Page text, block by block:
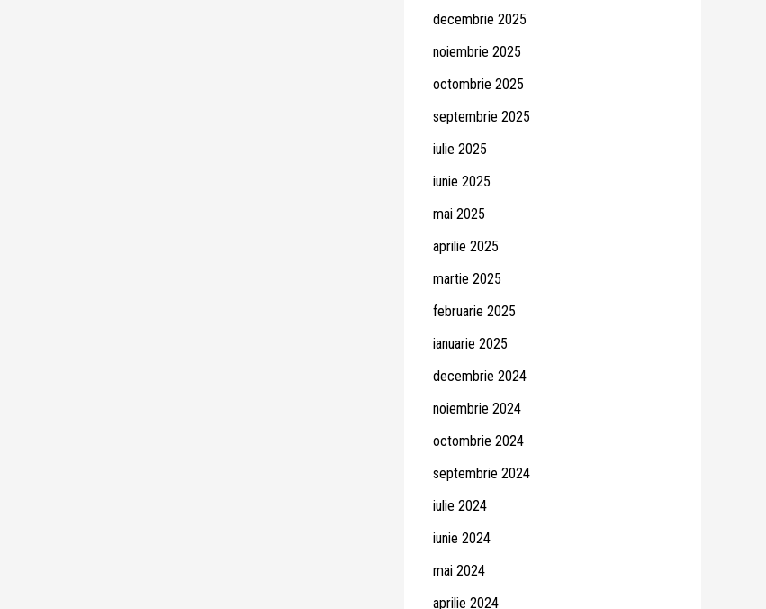
decembrie 2025
noiembrie 2025
octombrie 2025
septembrie 2025
iulie 2025
iunie 2025
mai 2025
aprilie 2025
martie 2025
februarie 2025
ianuarie 2025
decembrie 2024
noiembrie 2024
octombrie 2024
septembrie 2024
iulie 2024
iunie 2024
mai 2024
aprilie 2024